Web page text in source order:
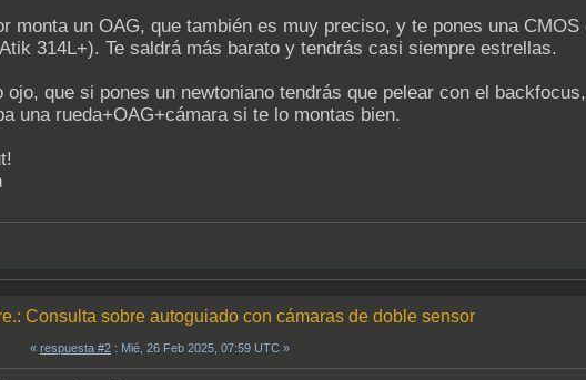
monta un OAG, que también es muy preciso, y te pones una
314L+). Te saldrá más barato y tendrás casi siempre estrellas.
ojo, que si pones un newtoniano tendrás que pelear con el
una rueda+OAG+cámara si te lo montas bien.
Consulta sobre autoguiado con cámaras de doble sensor
« respuesta #2 : Mié, 26 Feb 2025, 07:59 UTC »